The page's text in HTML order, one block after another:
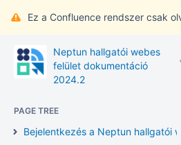
Ez a Confluence rendszer csak
Neptun hallgatói webes
felület dokumentáció
2024.2
PAGE TREE
Bejelentkezés a Neptun hallgatói